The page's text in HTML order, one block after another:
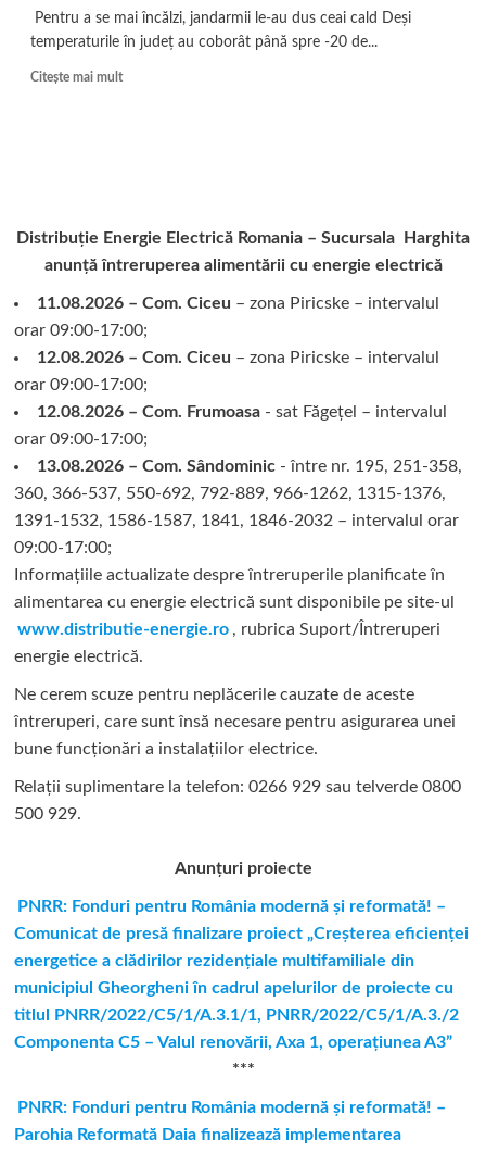
Pentru a se mai încălzi, jandarmii le-au dus ceai cald Deşi
temperaturile în judeţ au coborât până spre -20 de...
Citește mai multRead
fără
acoperiş
capului
refuză
de
noapte
Distribuție Energie Electrică Romania – Sucursala Harghita
anunță întreruperea alimentării cu energie electrică
11.08.2026 – Com. Ciceu – zona Piricske – intervalul
orar 09:00-17:00;
12.08.2026 – Com. Ciceu – zona Piricske – intervalul
orar 09:00-17:00;
12.08.2026 – Com. Frumoasa- sat Făgețel – intervalul
orar 09:00-17:00;
13.08.2026 – Com. Sândominic- între nr. 195, 251-358,
360, 366-537, 550-692, 792-889, 966-1262, 1315-1376,
1391-1532, 1586-1587, 1841, 1846-2032 – intervalul orar
09:00-17:00;
Informațiile actualizate despre întreruperile planificate în
alimentarea cu energie electrică sunt disponibile pe site-ul
www.distributie-energie.ro , rubrica Suport/Întreruperi
energie electrică.
Ne cerem scuze pentru neplăcerile cauzate de aceste
întreruperi, care sunt însă necesare pentru asigurarea unei
bune funcționări a instalațiilor electrice.
Relații suplimentare la tel efon: 0266 929 sau telverde 0800
500 929.
Anunțuri proiecte
PNRR: Fonduri pentru România modernă şi reformată! –
Comunicat de presă finalizare proiect „Creşterea eficienţei
energetice a clădirilor rezidenţiale multifamiliale din
municipiul Gheorgheni în cadrul apelurilor de proiecte cu
titlul PNRR/2022/C5/1/A.3.1/1, PNRR/2022/C5/1/A.3./2
Componenta C5 – Valul renovării, Axa 1, operaţiunea A3”
***
PNRR: Fonduri pentru România modernă și reformată! –
Parohia Reformată Daia finalizează implementarea